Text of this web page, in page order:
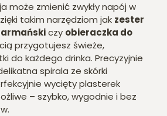
może zmienić zwykły napój w
takim narzędziom jak zester
czy obieraczka do
przygotujesz świeże,
do każdego drinka. Precyzyjnie
spirala ze skórki
wycięty plasterek
– szybko, wygodnie i bez